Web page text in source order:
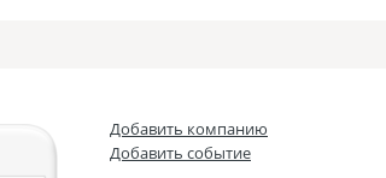
Добавить компанию
Добавить событие